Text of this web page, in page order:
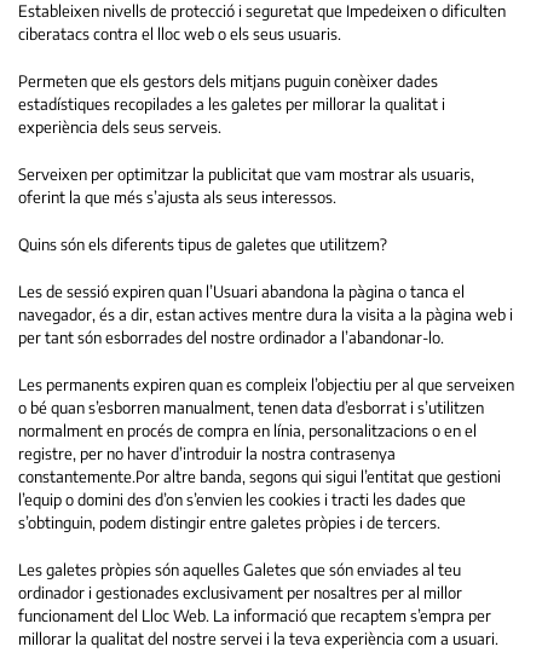
Estableixen nivells de protecció i seguretat que Impedeixen o dificulten
ciberatacs contra el lloc web o els seus usuaris.
Permeten que els gestors dels mitjans puguin conèixer dades
estadístiques recopilades a les galetes per millorar la qualitat i
experiència dels seus serveis.
Serveixen per optimitzar la publicitat que vam mostrar als usuaris,
oferint la que més s’ajusta als seus interessos.
Quins són els diferents tipus de galetes que utilitzem?
Les de sessió expiren quan l’Usuari abandona la pàgina o tanca el
navegador, és a dir, estan actives mentre dura la visita a la pàgina web i
per tant són esborrades del nostre ordinador a l’abandonar-lo.
Les permanents expiren quan es compleix l’objectiu per al que serveixen
o bé quan s’esborren manualment, tenen data d’esborrat i s’utilitzen
normalment en procés de compra en línia, personalitzacions o en el
registre, per no haver d’introduir la nostra contrasenya
constantemente.Por altre banda, segons qui sigui l’entitat que gestioni
l’equip o domini des d’on s’envien les cookies i tracti les dades que
s’obtinguin, podem distingir entre galetes pròpies i de tercers.
Les galetes pròpies són aquelles Galetes que són enviades al teu
ordinador i gestionades exclusivament per nosaltres per al millor
funcionament del Lloc Web. La informació que recaptem s’empra per
millorar la qualitat del nostre servei i la teva experiència com a usuari.